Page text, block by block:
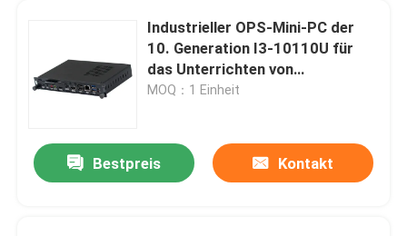
Industrieller OPS-Mini-PC der
10. Generation I3-10110U für
das Unterrichten von
Whiteboards im Klassenzimmer
MOQ：1 Einheit
Bestpreis Kontakt